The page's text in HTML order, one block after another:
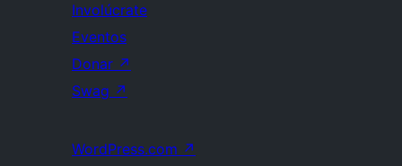
Involúcrate
Eventos
Donar ↗
Swag ↗
WordPress.com ↗